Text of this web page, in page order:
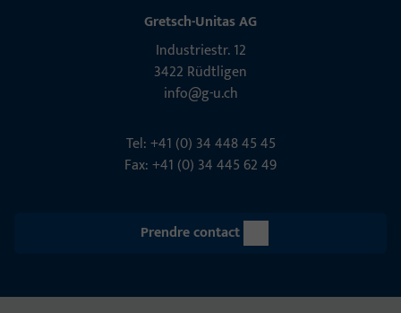
Gretsch-Unitas AG
Indu­s­triestr. 12
3422 Rüdt­ligen
info@g-u.ch
Tel: +41 (0) 34 448 45 45
Fax: +41 (0) 34 445 62 49
Prendre contact